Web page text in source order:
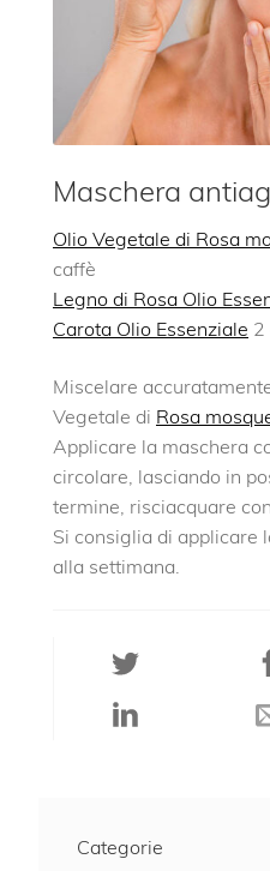
Maschera
Olio Vegetale di Rosa
caffè
Legno di Rosa Olio
Carota Olio Essenziale 2
Miscelare
Vegetale di Rosa
Applicare la maschera
circolare, lasciando in
termine, risciacquare
Si consiglia di applicare
alla settimana.
Categorie